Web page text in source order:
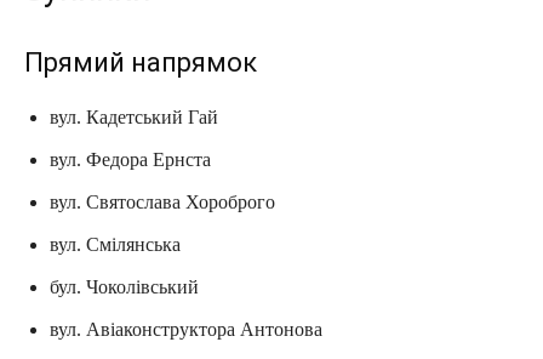
Прямий напрямок
вул. Кадетський Гай
вул. Федора Ернста
вул. Святослава Хороброго
вул. Смілянська
бул. Чоколівський
вул. Авіаконструктора Антонова